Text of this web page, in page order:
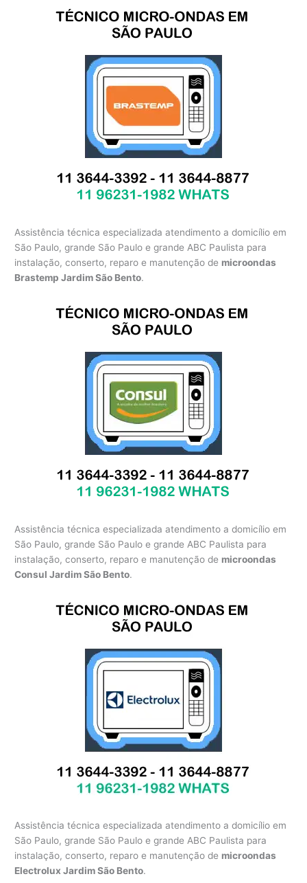
Assistência técnica especializada atendimento a domicílio em
São Paulo, grande São Paulo e grande ABC Paulista para
instalação, conserto, reparo e manutenção de microondas
Brastemp Jardim São Bento.
Assistência técnica especializada atendimento a domicílio em
São Paulo, grande São Paulo e grande ABC Paulista para
instalação, conserto, reparo e manutenção de microondas
Consul Jardim São Bento.
Assistência técnica especializada atendimento a domicílio em
São Paulo, grande São Paulo e grande ABC Paulista para
instalação, conserto, reparo e manutenção de microondas
Electrolux Jardim São Bento.